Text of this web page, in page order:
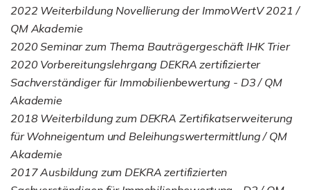
2022 Weiterbildung Novellierung der ImmoWertV 2021 /
QM Akademie
2020 Seminar zum Thema Bauträgergeschäft IHK Trier
2020 Vorbereitungslehrgang DEKRA zertifizierter
Sachverständiger für Immobilienbewertung - D3 / QM
Akademie
2018 Weiterbildung zum DEKRA Zertifikatserweiterung
für Wohneigentum und Beleihungswertermittlung / QM
Akademie
2017 Ausbildung zum DEKRA zertifizierten